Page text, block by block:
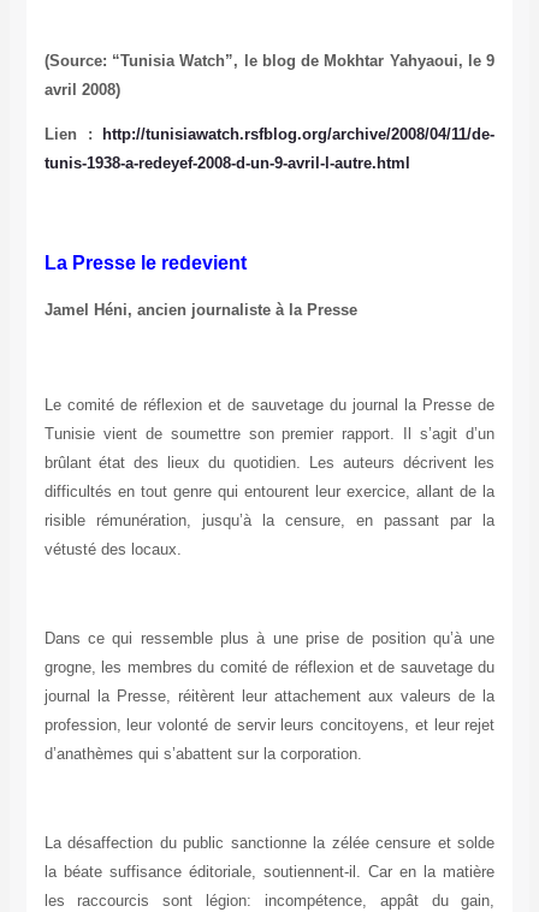
(Source: “Tunisia Watch”, le blog de Mokhtar Yahyaoui, le 9
avril 2008)
Lien :
http://tunisiawatch.rsfblog.org/archive/2008/04/11/de-
tunis-1938-a-redeyef-2008-d-un-9-avril-l-autre.html
La Presse le redevient
Jamel Héni, ancien journaliste à la Presse
Le comité de réflexion et de sauvetage du journal la Presse de
Tunisie vient de soumettre son premier rapport. Il s’agit d’un
brûlant état des lieux du quotidien. Les auteurs décrivent les
difficultés en tout genre qui entourent leur exercice, allant de la
risible rémunération, jusqu’à la censure, en passant par la
vétusté des locaux.
Dans ce qui ressemble plus à une prise de position qu’à une
grogne, les membres du comité de réflexion et de sauvetage du
journal la Presse, réitèrent leur attachement aux valeurs de la
profession, leur volonté de servir leurs concitoyens, et leur rejet
d’anathèmes qui s’abattent sur la corporation.
La désaffection du public sanctionne la zélée censure et solde
la béate suffisance éditoriale, soutiennent-il. Car en la matière
les raccourcis sont légion: incompétence, appât du gain,